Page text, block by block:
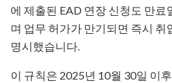
에 제출된 EAD 연장 신청도 만료
며 업무 허가가 만기되면 즉시
명시했습니다.
이 규칙은 2025년 10월 30일 이